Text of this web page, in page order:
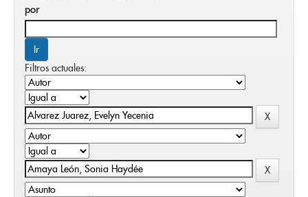
por
Filtros actuales: